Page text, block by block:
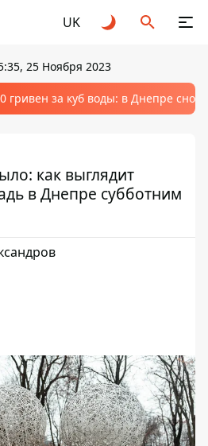
UK
25 Ноября 2023
гривен за куб воды: в Днепре
как выглядит
в Днепре субботним